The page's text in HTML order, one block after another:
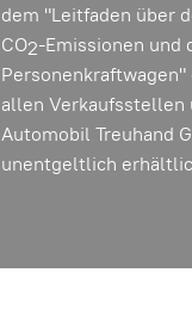
dem "Leitfaden über
CO2-Emissionen und
allen Verkaufsstellen
Automobil Treuhand
unentgeltlich